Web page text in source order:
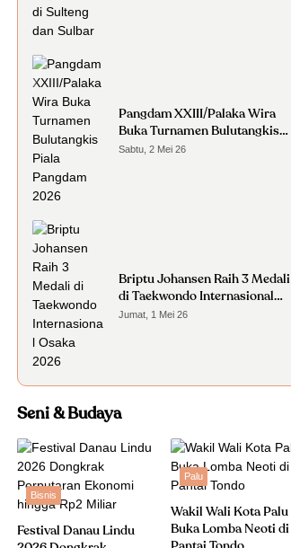
Pangdam XXIII/Palaka Wira
Buka Turnamen Bulutangkis
Piala Pangdam 2026
Sabtu, 2 Mei 26
Briptu Johansen Raih 3 Medali
di Taekwondo Internasional
Osaka 2026
Jumat, 1 Mei 26
Seni & Budaya
Bisnis
Festival Danau Lindu
Palu
Wakil Wali Kota Palu
Buka Lomba Neoti di